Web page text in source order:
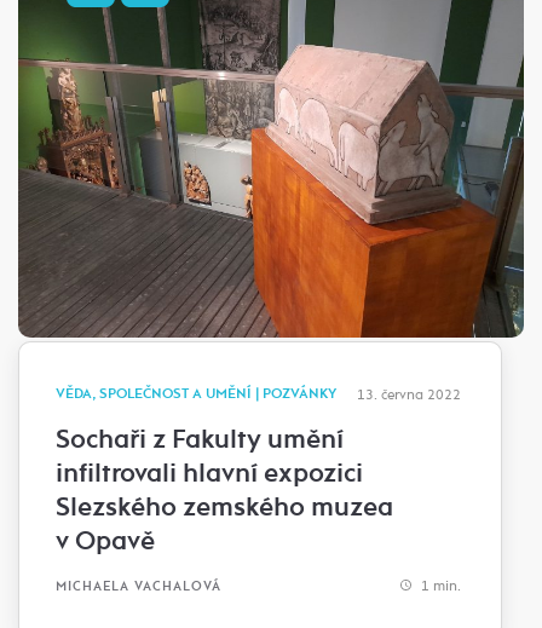
VĚDA, SPOLEČNOST A UMĚNÍ | POZVÁNKY 13. června 2022
Sochaři z Fakulty umění
infiltrovali hlavní expozici
Slezského zemského muzea
v Opavě
MICHAELA VACHALOVÁ 1 min.